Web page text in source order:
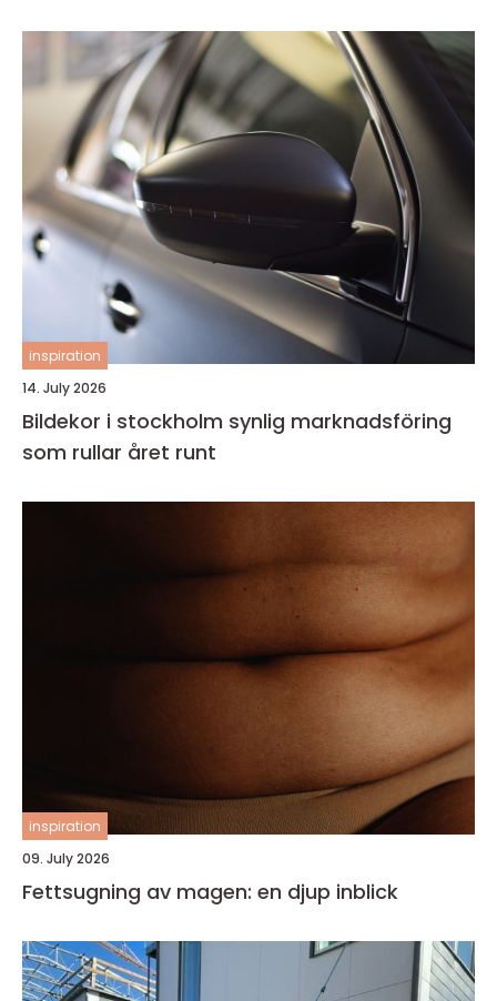
inspiration
14. July 2026
Bildekor i stockholm synlig marknadsföring
som rullar året runt
inspiration
09. July 2026
Fettsugning av magen: en djup inblick